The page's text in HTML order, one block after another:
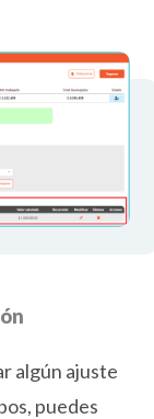
algún ajuste
puedes